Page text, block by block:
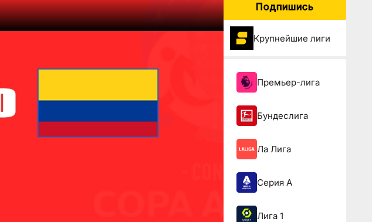
Подпишись
Крупнейшие лиги
Премьер-лига
Бундеслига
Ла Лига
Серия А
Лига 1